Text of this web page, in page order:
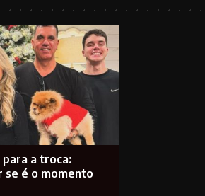
a troca:
se é o momento